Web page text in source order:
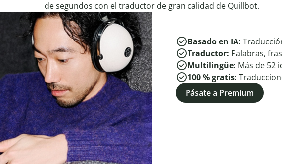
de segundos con el traductor de gran calidad de Quillbot.
Basado en IA:
Traductor: Palabras,
Multilingüe: Más de 52
100 % gratis:
Pásate a Premium